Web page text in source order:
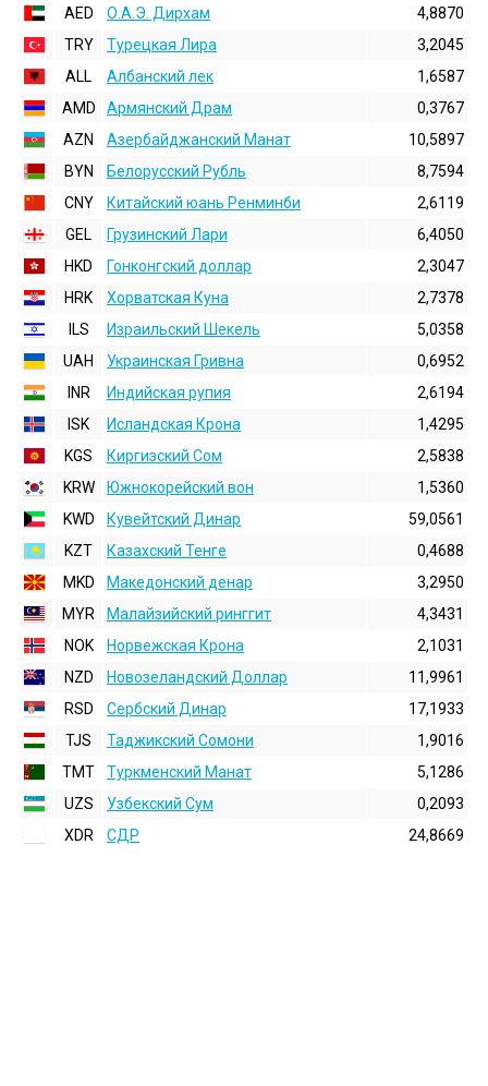
AED
О.А.Э. Дирхам
4,8870
TRY
Турецкая Лира
3,2045
ALL
Албанский лек
1,6587
AMD
Армянский Драм
0,3767
AZN
Азербайджанский Манат
10,5897
BYN
Белорусский Рубль
8,7594
CNY
Китайский юань Ренминби
2,6119
GEL
Грузинский Лари
6,4050
HKD
Гонконгский доллаp
2,3047
HRK
Хорватская Куна
2,7378
ILS
Израильский Шекель
5,0358
UAH
Украинская Гривна
0,6952
INR
Индийская pупия
2,6194
ISK
Исландская Крона
1,4295
KGS
Киргизский Сом
2,5838
KRW
Южнокорейский вон
1,5360
KWD
Кувейтский Динар
59,0561
KZT
Казахский Тенге
0,4688
MKD
Македонский денар
3,2950
MYR
Малайзийский ринггит
4,3431
NOK
Норвежская Крона
2,1031
NZD
Новозеландский Доллар
11,9961
RSD
Сербский Динар
17,1933
TJS
Таджикский Сомони
1,9016
TMT
Туркменский Манат
5,1286
UZS
Узбекский Сум
0,2093
XDR
СДР 24,8669